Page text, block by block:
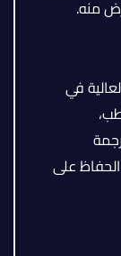
منه.
في
على